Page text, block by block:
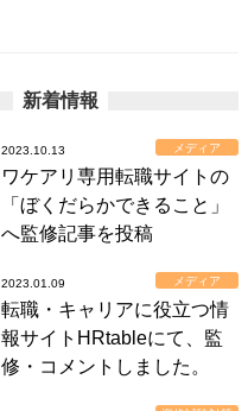
新着情報
2023.10.13 メディア
ワケアリ専用転職サイトの
「ぼくだらかできること」
へ監修記事を投稿
2023.01.09 メディア
転職・キャリアに役立つ情
報サイトHRtableにて、監
修・コメントしました。